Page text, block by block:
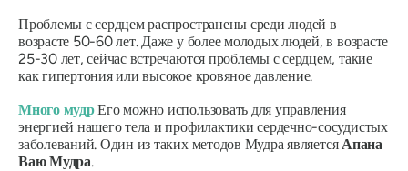
Проблемы с сердцем распространены среди людей в
возрасте 50-60 лет. Даже у более молодых людей, в возрасте
25-30 лет, сейчас встречаются проблемы с сердцем, такие
как гипертония или высокое кровяное давление.
Много мудрЕго можно использовать для управления
энергией нашего тела и профилактики сердечно-сосудистых
заболеваний. Один из таких методов МудраявляетсяАпана
Ваю Мудра.